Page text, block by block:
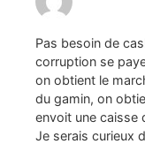
Pas besoin de
corruption se
on obtient le
du gamin, on
envoit une caisse
Je serais curieux